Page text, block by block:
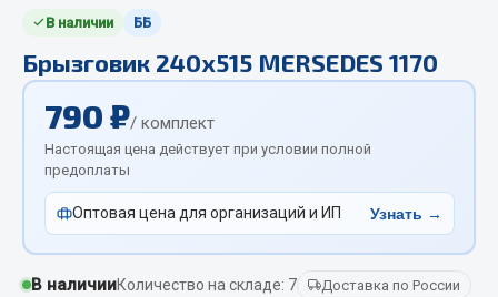
Отопители салона, подогреватели
Автономные воздушные отопители
Жидкостные подогреватели
Отопители салона
Подогреватели тосола
В наличии ББ
Брызговик 240х515 MERSEDES 1170
790 ₽/ комплект
Настоящая цена действует при условии полной
предоплаты
Оптовая цена для организаций и ИП Узнать →
В наличииКоличество на складе: 7 Доставка по России